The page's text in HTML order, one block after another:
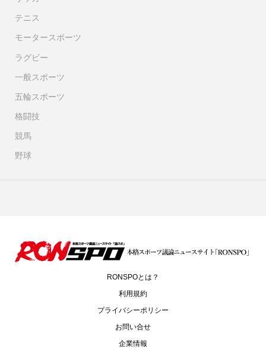
テニス
モータースポーツ
ラグビー
一般スポーツ
五輪スポーツ
格闘技
競馬
野球
RONSPOとは？
利用規約
プライバシーポリシー
お問い合せ
企業情報